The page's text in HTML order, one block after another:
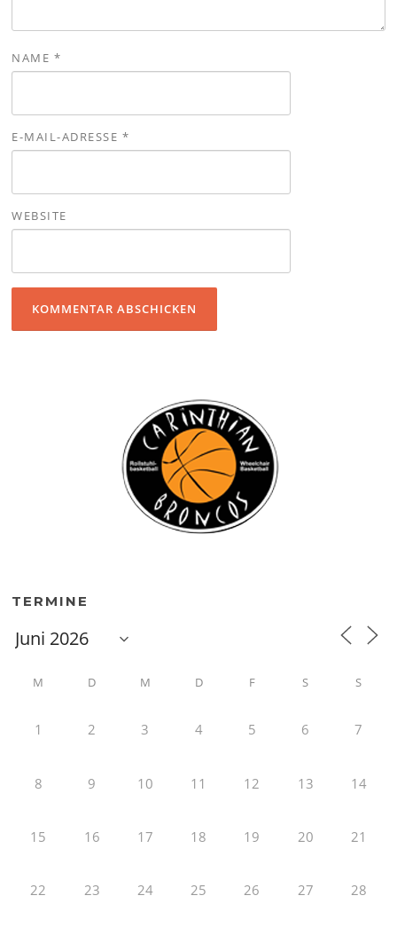
NAME *
E-MAIL-ADRESSE *
WEBSITE
TERMINE
M D M D F S S
1 2 3 4 5 6 7
8 9 10 11 12 13 14
15 16 17 18 19 20 21
22 23 24 25 26 27 28